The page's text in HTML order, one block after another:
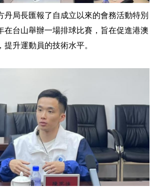
丹局長匯報了自成立以來的會務活動特別
在台山舉辦一場排球比賽，旨在促進港澳
升運動員的技術水平。